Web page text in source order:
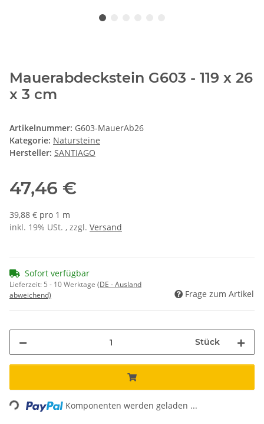
Mauerabdeckstein G603 - 119 x 26
x 3 cm
Artikelnummer: G603-MauerAb26
Kategorie: Natursteine
Hersteller: SANTIAGO
47,46 €
39,88 € pro 1 m
inkl. 19% USt. , zzgl. Versand
Sofort verfügbar
Lieferzeit: 5 - 10 Werktage (DE - Ausland
abweichend)
Frage zum Artikel
Stück
Loading... Komponenten werden geladen ...